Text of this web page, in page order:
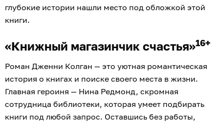
глубокие истории нашли место под обложкой этой
книги.
«Книжный магазинчик счастья»16+
Роман Дженни Колган — это уютная романтическая
история о книгах и поиске своего места в жизни.
Главная героиня — Нина Редмонд, скромная
сотрудница библиотеки, которая умеет подбирать
книги под любой запрос. Оставшись без работы,